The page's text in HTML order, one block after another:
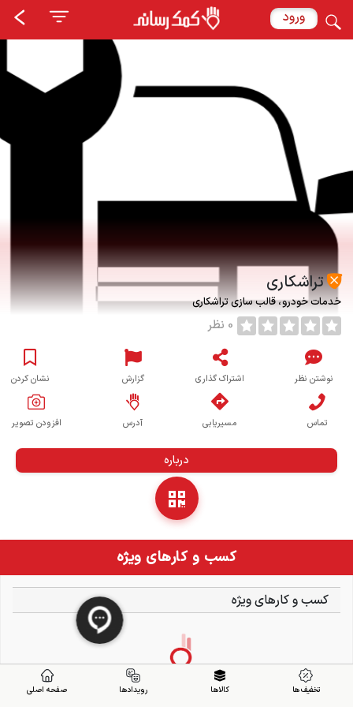
ورود
تراشکاری
خدمات خودرو قالب سازی تراشکاری
0 نظر
نوشتن نظر اشتراک گذاری گزارش نشان کردن
تماس مسیریابی آدرس افزودن تصویر
درباره
کسب و کارهای ویژه
کسب و کارهای ویژه
تخفیف ها کالاها رویدادها صفحه اصلی